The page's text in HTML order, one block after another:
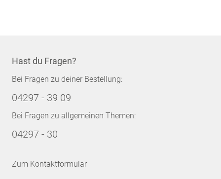
Hast du Fragen?
Bei Fragen zu deiner Bestellung:
04297 - 39 09
Bei Fragen zu allgemeinen Themen:
04297 - 30
Zum Kontaktformular